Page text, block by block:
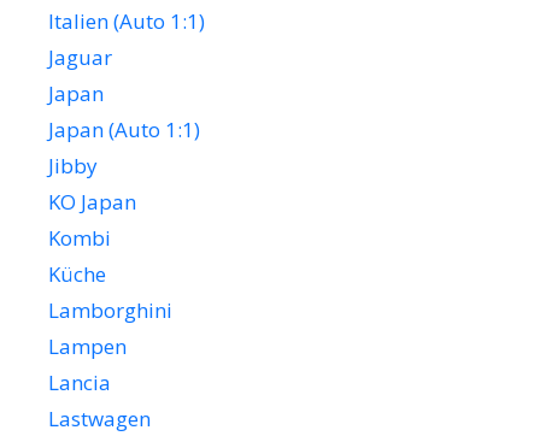
Italien (Auto 1:1)
Jaguar
Japan
Japan (Auto 1:1)
Jibby
KO Japan
Kombi
Küche
Lamborghini
Lampen
Lancia
Lastwagen